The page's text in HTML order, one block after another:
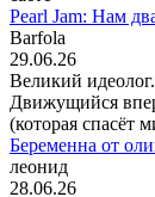
Pearl Jam: Нам
Barfola
29.06.26
Великий
Движущийся
(которая спасёт
Беременна от
леонид
28.06.26